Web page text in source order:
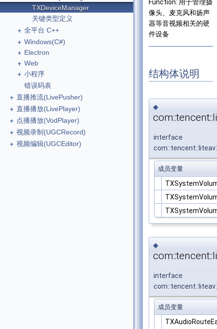
TXDeviceManager
关键类型定义
+ 全平台 C++
+ Windows(C#)
+ Electron
+ Web
+ 小程序
错误码表
+ 直播推流(LivePusher)
+ 直播播放(LivePlayer)
+ 点播播放(VodPlayer)
+ 视频录制(UGCRecord)
+ 视频编辑(UGCEditor)
Function: 用于管理摄
像头、麦克风和扬声
器等音视频相关的硬
件设备
结构体说明
◆
interface
成员变量
◆
interface
成员变量